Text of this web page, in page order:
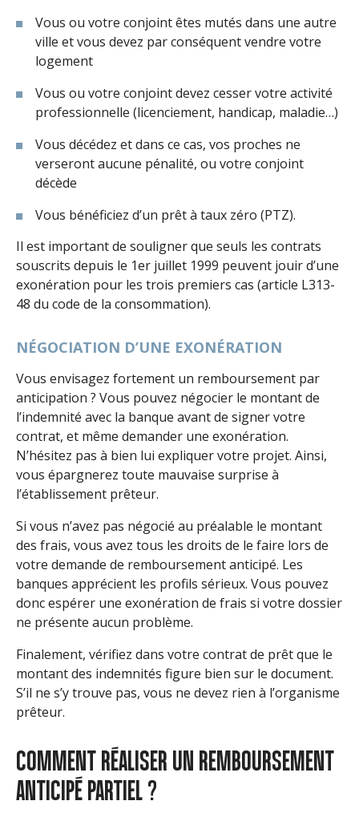
Vous ou votre conjoint êtes mutés dans une autre
ville et vous devez par conséquent vendre votre
logement
Vous ou votre conjoint devez cesser votre activité
professionnelle (licenciement, handicap, maladie…)
Vous décédez et dans ce cas, vos proches ne
verseront aucune pénalité, ou votre conjoint
décède
Vous bénéficiez d’un prêt à taux zéro (PTZ).
Il est important de souligner que seuls les contrats
souscrits depuis le 1er juillet 1999 peuvent jouir d’une
exonération pour les trois premiers cas (article L313-
48 du code de la consommation).
NÉGOCIATION D’UNE EXONÉRATION
Vous envisagez fortement un remboursement par
anticipation ? Vous pouvez négocier le montant de
l’indemnité avec la banque avant de signer votre
contrat, et même demander une exonération.
N’hésitez pas à bien lui expliquer votre projet. Ainsi,
vous épargnerez toute mauvaise surprise à
l’établissement prêteur.
Si vous n’avez pas négocié au préalable le montant
des frais, vous avez tous les droits de le faire lors de
votre demande de remboursement anticipé. Les
banques apprécient les profils sérieux. Vous pouvez
donc espérer une exonération de frais si votre dossier
ne présente aucun problème.
Finalement, vérifiez dans votre contrat de prêt que le
montant des indemnités figure bien sur le document.
S’il ne s’y trouve pas, vous ne devez rien à l’organisme
prêteur.
COMMENT RÉALISER UN REMBOURSEMENT
ANTICIPÉ PARTIEL ?